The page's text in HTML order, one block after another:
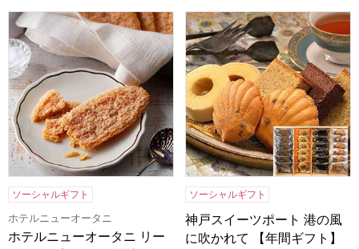
ホテルニューオータニ リーフパイ(プレーン22枚入)[L-60]【
ソーシャルギフト
ホテルニューオータニ
ホテルニューオータニ リー
神戸スイーツポート 港の風
ソーシャルギフト
神戸スイーツポート 港の風
に吹かれて 【年間ギフト】